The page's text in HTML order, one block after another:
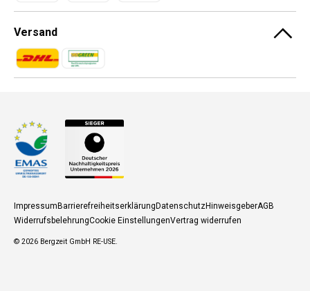
Versand
Zahlungsmethoden
Zahlungsmethoden
ImpressumBarrierefreiheitserklärungDatenschutzHinweisgeberAGB
WiderrufsbelehrungCookie EinstellungenVertrag widerrufen
© 2026 Bergzeit GmbH RE-USE.